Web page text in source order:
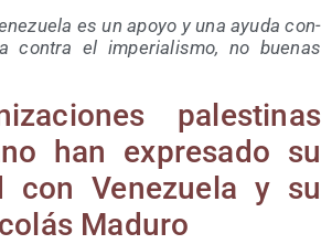
es un apo­yo y una ayu­da con­
con­tra el impe­ria­lis­mo, no bue­nas
pales­ti­nas
han expre­sa­do su
con Vene­zue­la y su
Maduro